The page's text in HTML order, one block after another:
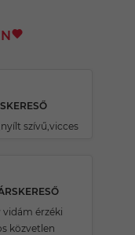
szívű,vicces
vidám érzéki
közvetlen